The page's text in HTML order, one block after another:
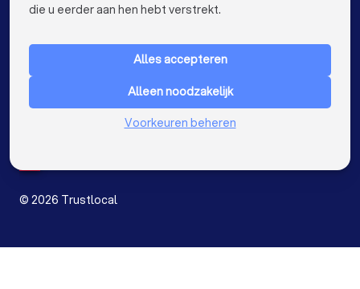
Webdesigners in Genk
Webdesigners in Roeselare
Webdesigners in Beveren
Webdesigners in Dilbeek
Nederland
© 2026 Trustlocal
die u eerder aan hen hebt verstrekt.
Alles accepteren
Alleen noodzakelijk
Voorkeuren beheren